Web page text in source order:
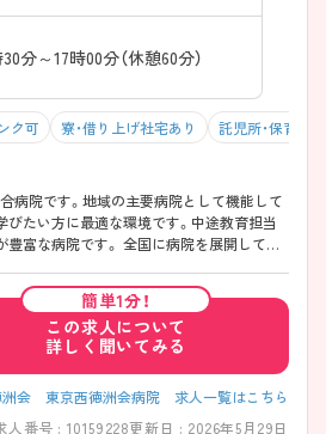
分～17時00分（休憩60分）
ク可 寮・借り上げ社宅あり 託児所・保育支
病院です。地域の主要病院として機能して
びたい方に最適な環境です。中途教育担当
。 全国に病院を展開してい
きるため、地方からの転居者も多い病院で
で、食料品から衣類、美容院、カフェ、レス
の買い物から休日のショッピングまで家族
店舗以上があり、週末は多くの人で賑わっ
簡単1分！
この求人について
詳しく聞いてみる
洲会 東京西徳洲会病院 求人一覧はこちら
人番号 : 10159228更新日 : 2026年5月29日